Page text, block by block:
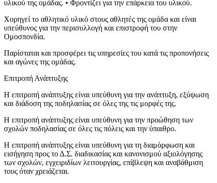
υλικού της ομάδας. • Φροντίζει για την επάρκεια του υλικού.
Χορηγεί το αθλητικό υλικό στους αθλητές της ομάδα και είναι
υπεύθυνος για την περισυλλογή και επιστροφή του στην
Ομοσπονδία.
Παρίσταται και προσφέρει τις υπηρεσίες του κατά τις προπονήσεις
και αγώνες της ομάδας.
Επιτροπή Ανάπτυξης
Η επιτροπή ανάπτυξης είναι υπεύθυνη για την ανάπτυξη, εξύψωση
και διάδοση της ποδηλασίας σε όλες της τις μορφές της.
Η επιτροπή ανάπτυξης είναι υπεύθυνη για την προώθηση των
σχολών ποδηλασίας σε όλες τις πόλεις και την ύπαιθρο.
Η επιτροπή ανάπτυξης είναι υπεύθυνη για τη διαμόρφωση και
εισήγηση προς το Δ.Σ. διαδικασίας και κανονισμού αξιολόγησης
των σχολών, εγχειριδίων λειτουργίας, επίβλεψη και αναβάθμιση
τους όταν χρειάζεται.